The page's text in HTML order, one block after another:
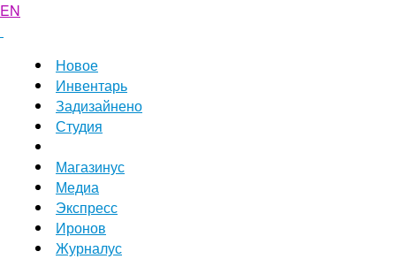
EN
Новое
Инвентарь
Задизайнено
Студия
Магазинус
Медиа
Экспресс
Иронов
Журналус